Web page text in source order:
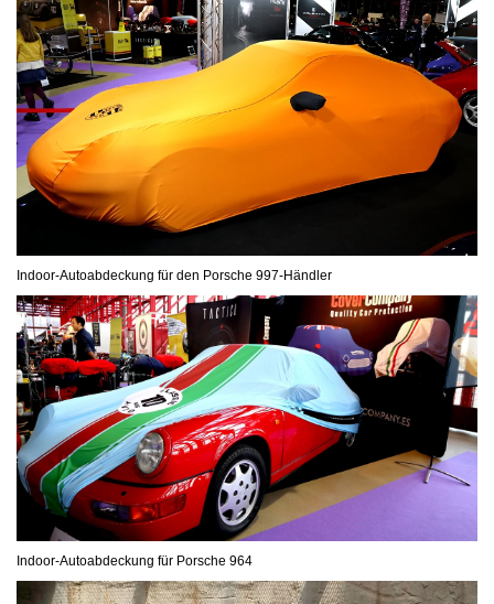
Indoor-Autoabdeckung für den Porsche 997-Händler
Indoor-Autoabdeckung für Porsche 964